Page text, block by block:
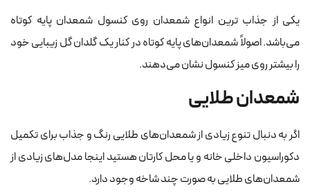
یکی از جذاب ترین انواع شمعدان روی کنسول شمعدان پایه کوتاه
می‌باشد. اصولاً شمعدان‌های پایه کوتاه در کنار یک گلدان گل زیبایی خود
را بیشتر روی میز کنسول نشان می‌دهند.
شمعدان طلایی
اگر به دنبال تنوع زیادی از شمعدان‌های طلایی رنگ و جذاب برای تکمیل
دکوراسیون داخلی خانه و یا محل کارتان هستید اینجا مدل‌های زیادی از
شمعدان‌های طلایی به صورت چند شاخه وجود دارد.